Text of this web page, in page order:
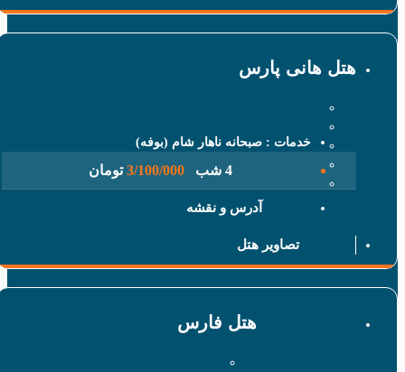
هانی پارس
خدمات : صبحانه ناهار شام (بوفه)
3/100/000 تومان
آدرس و نقشه
تصاویر هتل
هتل فارس